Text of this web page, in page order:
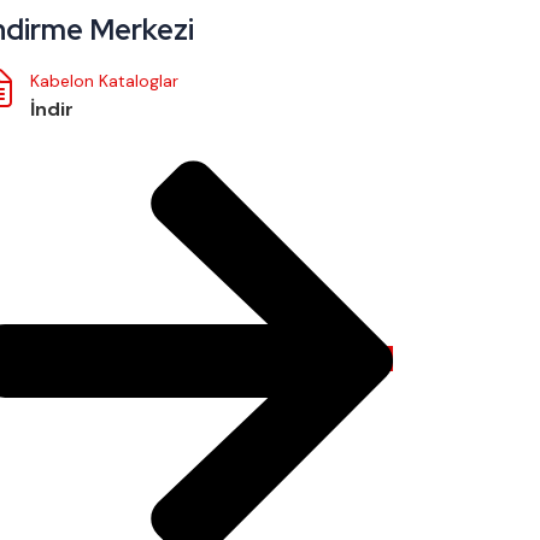
Merkezi
Kabelon Kataloglar
İndir